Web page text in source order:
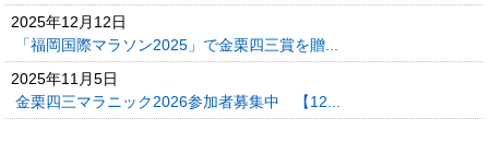
2025年12月12日
「福岡国際マラソン2025」で金栗四三賞を贈...
2025年11月5日
金栗四三マラニック2026参加者募集中 【12...